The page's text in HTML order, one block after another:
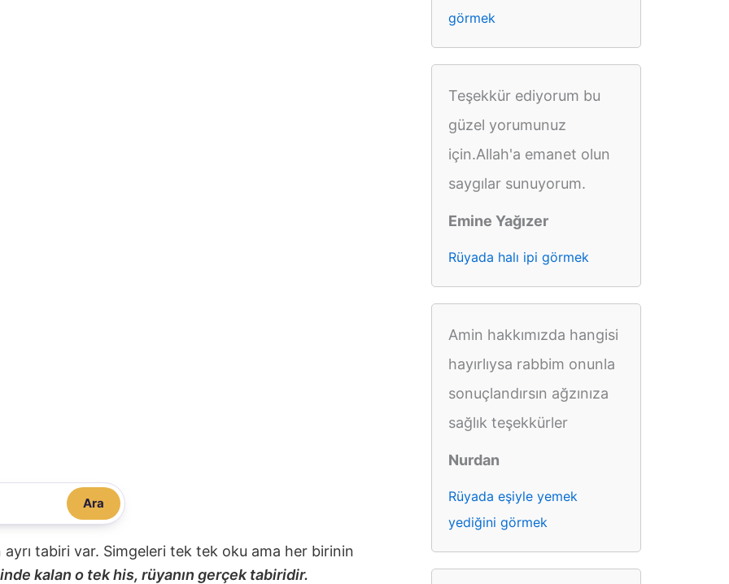
Ara
tabiri var. Simgeleri tek tek oku ama her birinin
kalan o tek his, rüyanın gerçek tabiridir.
görmek
Teşekkür ediyorum bu
güzel yorumunuz
için.Allah'a emanet olun
saygılar sunuyorum.
Emine Yağızer
Rüyada halı ipi görmek
Amin hakkımızda hangisi
hayırlıysa rabbim onunla
sonuçlandırsın ağzınıza
sağlık teşekkürler
Nurdan
Rüyada eşiyle yemek
yediğini görmek